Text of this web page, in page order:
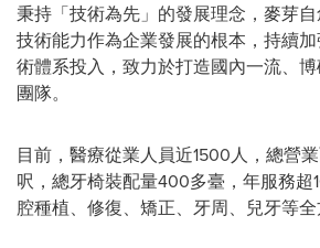
秉持 「技術為先 」 的發展理念，麥芽
技術能力作為企業發展的根本，持續
術體系投入，致力於打造國內一流、
團隊。
目前，醫療從業人員近1500人，總營
呎，總牙椅裝配量400多臺，年服務超
腔種植、修復、矯正、牙周、兒牙等全